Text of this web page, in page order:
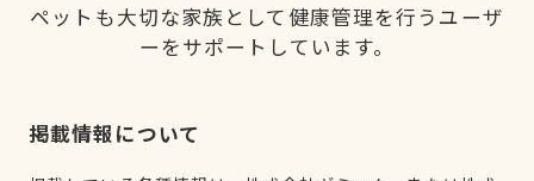
ペットも大切な家族として健康管理を行うユーザ
ーをサポートしています。
掲載情報について